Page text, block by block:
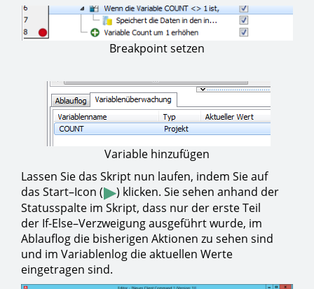
Breakpoint setzen
Variable hinzufügen
Lassen Sie das Skript nun laufen, indem Sie auf
das Start–Icon (
) klicken. Sie sehen anhand der
Statusspalte im Skript, dass nur der erste Teil
der If-Else–Verzweigung ausgeführt wurde, im
Ablauflog die bisherigen Aktionen zu sehen sind
und im Variablenlog die aktuellen Werte
eingetragen sind.